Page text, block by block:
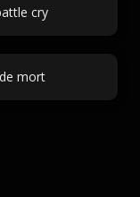
cry
mort